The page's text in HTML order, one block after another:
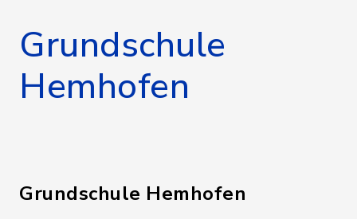
Grundschule
Hemhofen
Grundschule Hemhofen